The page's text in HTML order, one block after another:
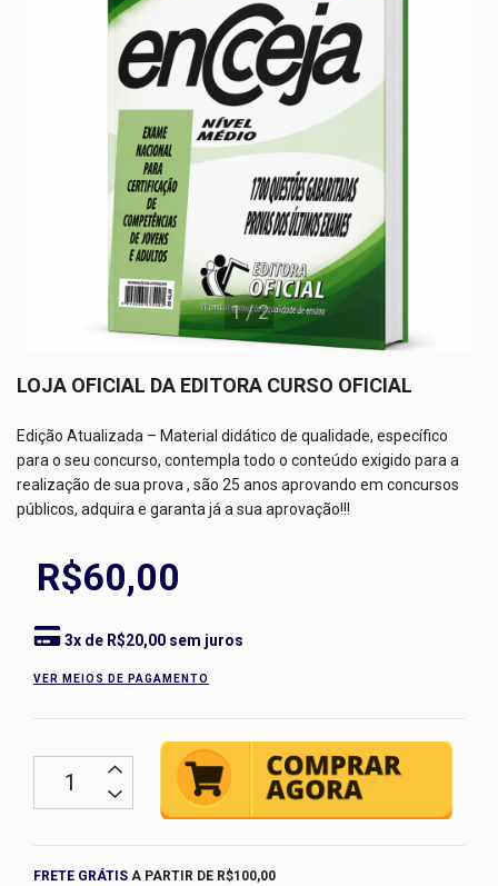
1/2
LOJA OFICIAL DA EDITORA CURSO OFICIAL
Edição Atualizada – Material didático de qualidade, específico
para o seu concurso, contempla todo o conteúdo exigido para a
realização de sua prova , são 25 anos aprovando em concursos
públicos, adquira e garanta já a sua aprovação!!!
R$60,00
3x de R$20,00 sem juros
VER MEIOS DE PAGAMENTO
Frete grátis R$100,00
FRETE GRÁTIS A PARTIR DE R$100,00